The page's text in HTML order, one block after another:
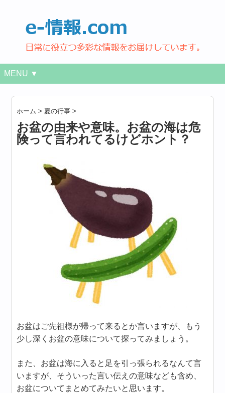
MENU ▼
ホーム > 夏の行事 >
お盆の由来や意味。お盆の海は危
険って言われてるけどホント？
お盆はご先祖様が帰って来るとか言いますが、もう
少し深くお盆の意味について探ってみましょう。
また、お盆は海に入ると足を引っ張られるなんて言
いますが、そういった言い伝えの意味なども含め、
お盆についてまとめてみたいと思います。